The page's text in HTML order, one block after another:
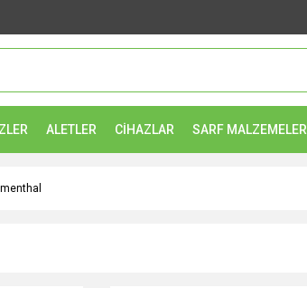
ALETLER CİHAZLAR SARF MALZEMELER